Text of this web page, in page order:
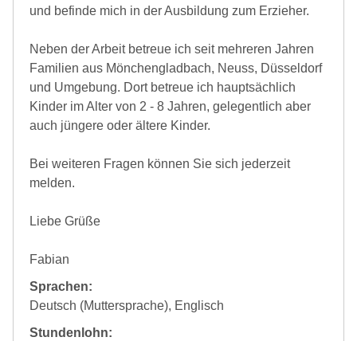
und befinde mich in der Ausbildung zum Erzieher.
Neben der Arbeit betreue ich seit mehreren Jahren
Familien aus Mönchengladbach, Neuss, Düsseldorf
und Umgebung. Dort betreue ich hauptsächlich
Kinder im Alter von 2 - 8 Jahren, gelegentlich aber
auch jüngere oder ältere Kinder.
Bei weiteren Fragen können Sie sich jederzeit
melden.
Liebe Grüße
Fabian
Sprachen:
Deutsch (Muttersprache), Englisch
Stundenlohn: